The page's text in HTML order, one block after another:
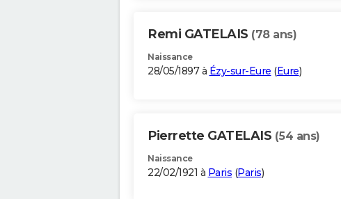
Remi GATELAIS (78 ans)
Naissance
28/05/1897 à Ézy-sur-Eure (Eure)
Pierrette GATELAIS (54 ans)
Naissance
22/02/1921 à Paris (Paris)